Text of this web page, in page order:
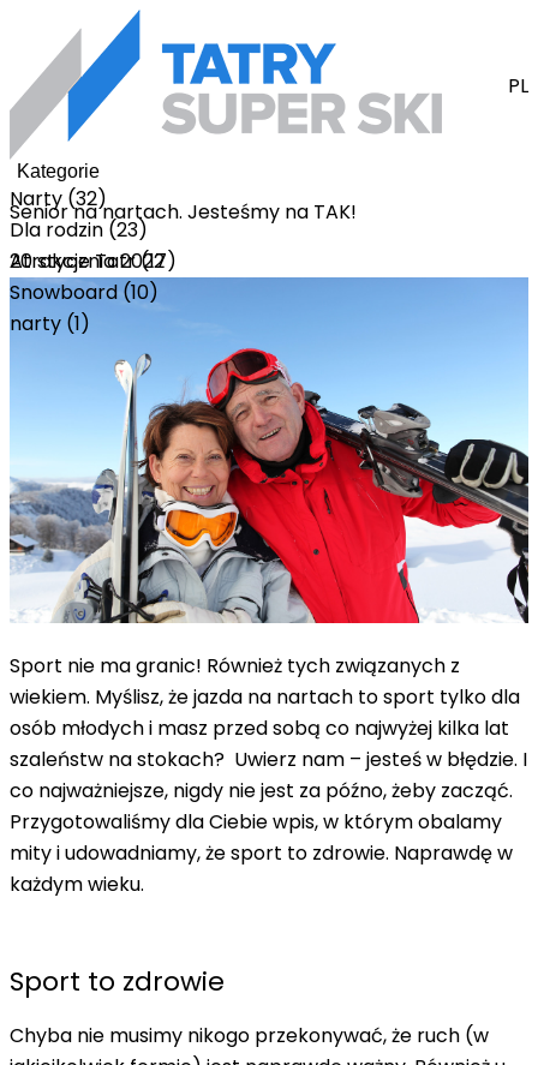
PL
Kategorie
Narty (32)
Dla rodzin (23)
Atrakcje Tatr (17)
Snowboard (10)
narty (1)
Senior na nartach. Jesteśmy na TAK!
20 stycznia 2022
Sport nie ma granic! Również tych związanych z
wiekiem. Myślisz, że jazda na nartach to sport tylko dla
osób młodych i masz przed sobą co najwyżej kilka lat
szaleństw na stokach? Uwierz nam – jesteś w błędzie. I
co najważniejsze, nigdy nie jest za późno, żeby zacząć.
Przygotowaliśmy dla Ciebie wpis, w którym obalamy
mity i udowadniamy, że sport to zdrowie. Naprawdę w
każdym wieku.
Sport to zdrowie
Chyba nie musimy nikogo przekonywać, że ruch (w